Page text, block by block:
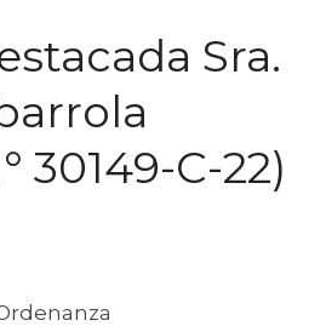
Sra.
30149-C-22)